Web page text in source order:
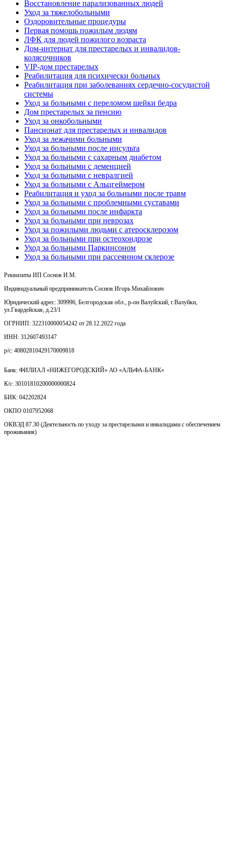
Восстановление парализованных людей
Уход за тяжелобольными
Оздоровительные процедуры
Первая помощь пожилым людям
ЛФК для людей пожилого возраста
Дом-интернат для престарелых и инвалидов-
колясочников
VIP-дом престарелых
Реабилитация для психически больных
Реабилитация при заболеваниях сердечно-сосудистой
системы
Уход за больными с переломом шейки бедра
Дом престарелых за пенсию
Уход за онкобольными
Пансионат для престарелых и инвалидов
Уход за лежачими больными
Уход за больными после инсульта
Уход за больными с сахарным диабетом
Уход за больными с деменцией
Уход за больными с невралгией
Уход за больными с Альцгеймером
Реабилитация и уход за больными после травм
Уход за больными с проблемными суставами
Уход за больными после инфаркта
Уход за больными при неврозах
Уход за пожилыми людьми с атеросклерозом
Уход за больными при остеохондрозе
Уход за больными Паркинсоном
Уход за больными при рассеянном склерозе
Реквизиты ИП Соснов И.М.
Индивидуальный предприниматель Соснов Игорь Михайлович
Юридический адрес: 309996, Белгородская обл., р-он Валуйский, г.Валуйки,
ул.Гвардейская, д.23/1
ОГРНИП: 322310000054242 от 28.12.2022 года
ИНН: 312607493147
р/с: 40802810429170009818
Банк: ФИЛИАЛ «НИЖЕГОРОДСКИЙ» АО «АЛЬФА-БАНК»
К/с: 30101810200000000824
БИК: 042202824
ОКПО 0107952068
ОКВЭД 87.30 (Деятельность по уходу за престарелыми и инвалидами с обеспечением
проживания)